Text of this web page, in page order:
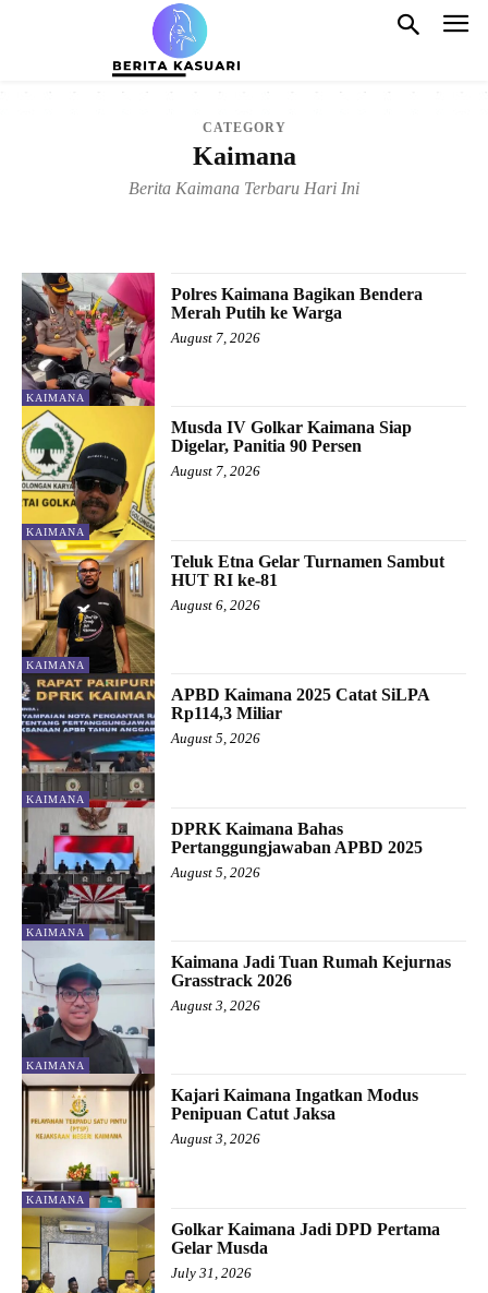
CATEGORY
Kaimana
Berita Kaimana Terbaru Hari Ini
KAIMANA
Polres Kaimana Bagikan Bendera
Merah Putih ke Warga
August 7, 2026
KAIMANA
Musda IV Golkar Kaimana Siap
Digelar, Panitia 90 Persen
August 7, 2026
KAIMANA
Teluk Etna Gelar Turnamen Sambut
HUT RI ke-81
August 6, 2026
KAIMANA
APBD Kaimana 2025 Catat SiLPA
Rp114,3 Miliar
August 5, 2026
KAIMANA
DPRK Kaimana Bahas
Pertanggungjawaban APBD 2025
August 5, 2026
KAIMANA
Kaimana Jadi Tuan Rumah Kejurnas
Grasstrack 2026
August 3, 2026
KAIMANA
Kajari Kaimana Ingatkan Modus
Penipuan Catut Jaksa
August 3, 2026
Golkar Kaimana Jadi DPD Pertama
Gelar Musda
July 31, 2026